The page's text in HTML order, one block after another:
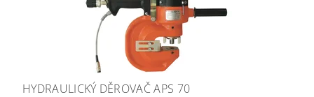
HYDRAULICKÝ DĚROVAČ APS 70